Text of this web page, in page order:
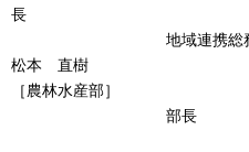
長 辻
地域連
松本 直樹
［農林水産部］
部長
岡村